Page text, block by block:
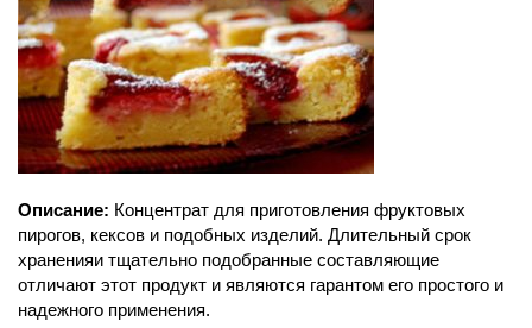
Описание: Концентрат для приготовления фруктовых
пирогов, кексов и подобных изделий. Длительный срок
храненияи тщательно подобранные составляющие
отличают этот продукт и являются гарантом его простого и
надежного применения.